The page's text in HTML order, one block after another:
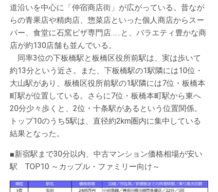
道沿いを中心に「仲宿商店街」が広がっている。昔なが
らの青果店や精肉店、惣菜店といった個人商店からスー
パー、食堂に石窯ピザ専門店……と、バラエティ豊かな商
店が約130店舗も並んでいる。
同率3位の下板橋駅と板橋区役所前駅は、実は歩いて
約13分という近さ。また、下板橋駅の1駅隣には10位・
大山駅があり、板橋区役所前駅の1駅隣には7位・板橋本
町駅が位置している。さらに7位・板橋本町駅から東へ
20分少々歩くと、2位・十条駅があるという位置関係。
トップ10のうち5駅は、直径約2km圏内に集中している
結果となった。
■新宿駅まで30分以内、中古マンション価格相場が安い
駅 TOP10 ～カップル・ファミリー向け～